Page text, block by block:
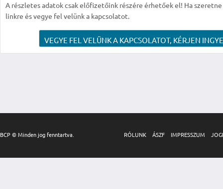
A részletes adatok csak előfizetőink részére érhetőek el! Ha
linkre és vegye fel velünk a kapcsolatot.
VEGYE FEL VELÜNK A KAPCSOLATOT, KÉRJEN
BCP © Minden jog fenntartva. RÓLUNK ÁSZF IMPRESSZUM